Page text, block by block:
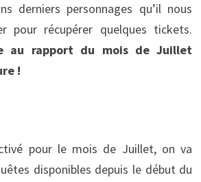
derniers personnages qu’il nous
pour récupérer quelques tickets.
au rapport du mois de Juillet
!
pour le mois de Juillet, on va
disponibles depuis le début du